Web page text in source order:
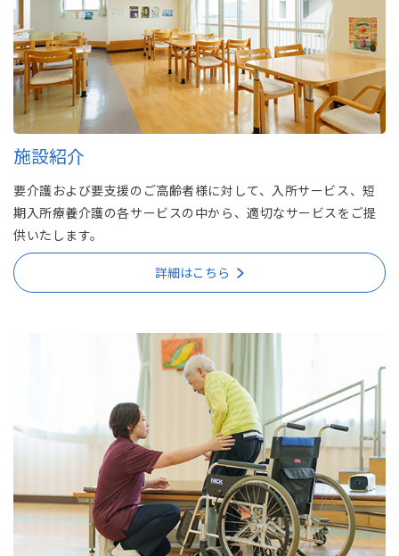
施設紹介
要介護および要支援のご高齢者様に対して、入所サービス、短
期入所療養介護の各サービスの中から、適切なサービスをご提
供いたします。
詳細はこちら